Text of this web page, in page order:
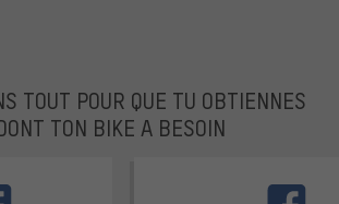
TOUT POUR QUE TU OBTIENNES
TON BIKE A BESOIN